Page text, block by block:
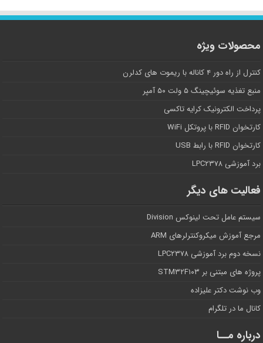
محصولات ویژه
کنترل از راه دور ۴ کاناله با ریموت های کدلرن
منبع تغذیه سوئیچینگ ۵ ولت ۵۰ آمپر
پرداخت الکترونیک کرایه تاکسی
کارتخوان RFID با پروتکل WiFi
کارتخوان RFID با رابط USB
برد آموزشی LPC۲۳۷۸
فعالیت های دیگر
سیستم عامل تحت لینوکس Division
مرجع آموزش میکروکنترلرهای ARM
نسخه دوم برد آموزشی LPC۲۳۷۸
پروژه های مبتنی بر STM۳۲F۱۰۳
وب نوشت دکتر علیزاده
کانال ما در تلگرام
درباره مــا